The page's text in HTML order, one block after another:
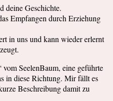
deine Geschichte.
Empfangen durch Erziehung
in uns und kann wieder erlernt
SeelenBaum, eine geführte
in diese Richtung. Mir fällt es
Beschreibung damit zu